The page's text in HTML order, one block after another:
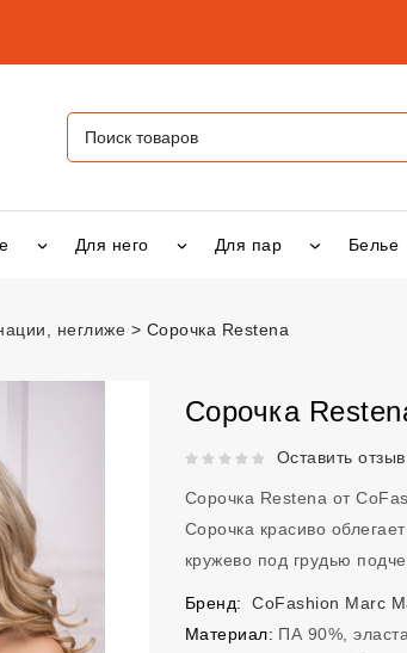
Для него Для пар Белье
неглиже Сорочка Restena
Сорочка
Рейтинг 5 из 5.Оставить отзыв
Сорочка Restena от
Сорочка красиво
кружево под грудью
Бренд:
CoFashion Marc
Материал: ПА 90%,